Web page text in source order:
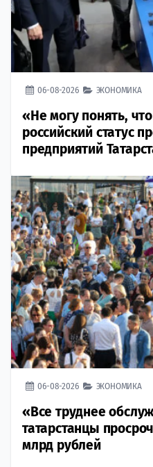
06-08-2026 ЭКОНОМИКА
«Не могу понять,
российский статус
предприятий
06-08-2026 ЭКОНОМИКА
«Все труднее
татарстанцы
млрд рублей